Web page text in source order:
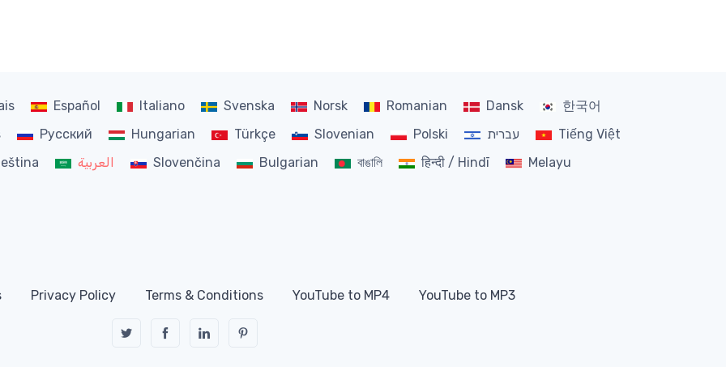
Español Italiano Svenska Norsk Romanian Dansk
한국어
Русский Hungarian Türkçe Slovenian Polski עברית
Tiếng Việt
العربية Slovenčina Bulgarian বাঙালি हिन्दी / Hindī
Melayu
Privacy Policy Terms & Conditions YouTube to MP4 YouTube to MP3